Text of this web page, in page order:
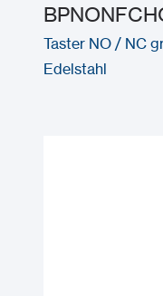
Taster NO / NC
Edelstahl